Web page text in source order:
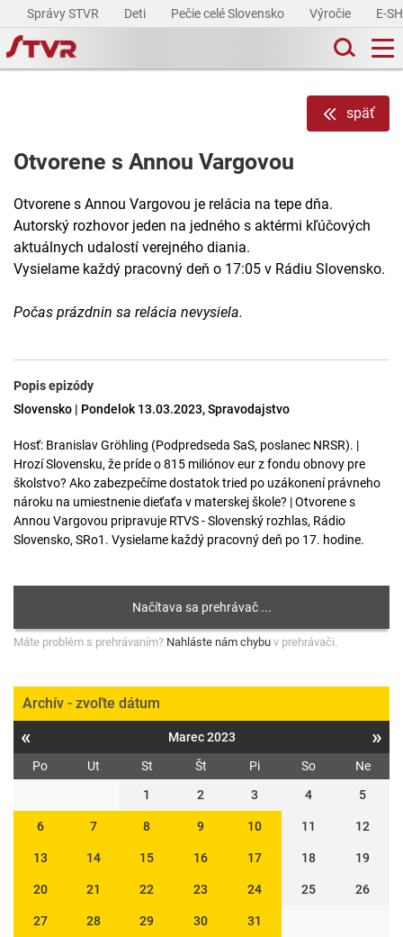
Správy STVR Deti Pečie celé Slovensko Výročie E-
späť
Otvorene s Annou Vargovou
Otvorene s Annou Vargovou je relácia na tepe dňa.
Autorský rozhovor jeden na jedného s aktérmi kľúčových
aktuálnych udalostí verejného diania.
Vysielame každý pracovný deň o 17:05 v Rádiu Slovensko.
Počas prázdnin sa relácia nevysiela.
Popis epizódy
Slovensko | Pondelok 13.03.2023, Spravodajstvo
Hosť: Branislav Gröhling (Podpredseda SaS, poslanec NRSR). |
Hrozí Slovensku, že príde o 815 miliónov eur z fondu obnovy pre
školstvo? Ako zabezpečíme dostatok tried po uzákonení právneho
nároku na umiestnenie dieťaťa v materskej škole? | Otvorene s
Annou Vargovou pripravuje RTVS - Slovenský rozhlas, Rádio
Slovensko, SRo1. Vysielame každý pracovný deň po 17. hodine.
Máte problém s prehrávaním? Nahláste nám chybu v prehrávači.
Archív - zvoľte dátum
« Marec 2023 »
Po Ut St Št Pi So
Ne
1
2 3 4 5
6 7 8 9 10 11 12
13 14 15 16 17 18 19
20 21 22 23 24 25 26
27 28 29 30 31